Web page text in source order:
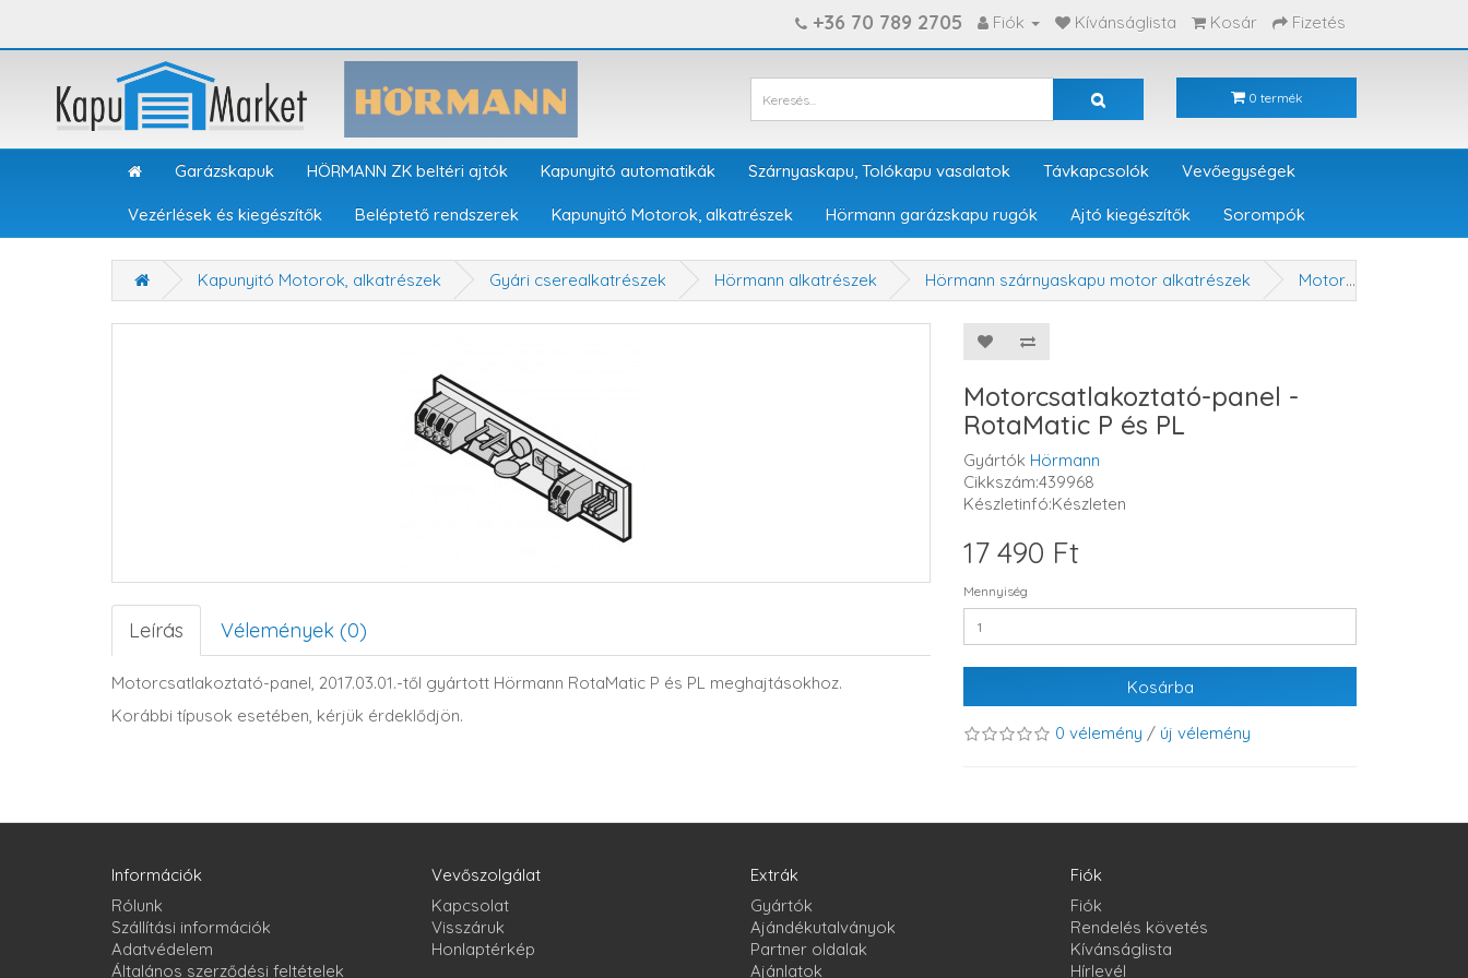
+36 70 789 2705 Fiók Kívánságlista Kosár Fizetés
0 termék
Garázskapuk HÖRMANN ZK beltéri ajtók Kapunyitó automatikák Szárnyaskapu, Tolókapu vasalatok Távkapcsolók Vevőegységek
Vezérlések és kiegészítők Beléptető rendszerek Kapunyitó Motorok, alkatrészek Hörmann garázskapu rugók Ajtó kiegészítők Sorompók
Kapunyitó Motorok, alkatrészek Gyári cserealkatrészek Hörmann alkatrészek Hörmann szárnyaskapu motor alkatrészek Motorcsatlakoztató-panel - RotaMatic P és PL
Leírás Vélemények (0)
Motorcsatlakoztató-panel, 2017.03.01.-től gyártott Hörmann RotaMatic P és PL meghajtásokhoz.
Korábbi típusok esetében, kérjük érdeklődjön.
Motorcsatlakoztató-panel -
RotaMatic P és PL
Gyártók Hörmann
Cikkszám:439968
Készletinfó:Készleten
17 490 Ft
Mennyiség
Kosárba
0 vélemény / új vélemény
Információk
Rólunk
Szállítási információk
Adatvédelem
Általános szerződési feltételek
Vevőszolgálat
Kapcsolat
Visszáruk
Honlaptérkép
Extrák
Gyártók
Ajándékutalványok
Partner oldalak
Ajánlatok
Fiók
Fiók
Rendelés követés
Kívánságlista
Hírlevél